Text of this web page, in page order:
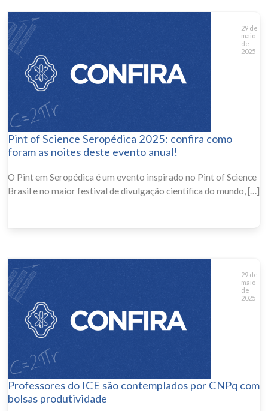
29 de
maio
de
2025
Pint of Science Seropédica 2025: confira como
foram as noites deste evento anual!
O Pint em Seropédica é um evento inspirado no Pint of Science
Brasil e no maior festival de divulgação científica do mundo, […]
29 de
maio
de
2025
Professores do ICE são contemplados por CNPq com
bolsas produtividade